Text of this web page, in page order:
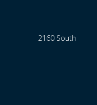
2160 South